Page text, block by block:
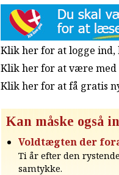
Klik her for at logge ind,
Klik her for at være med
Klik her for at få gratis
Kan måske også
Voldtægten der
Ti år efter den
samtykke.